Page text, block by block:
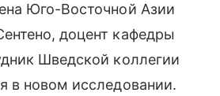
Юго-Восточной Азии
доцент кафедры
Шведской коллегии
в новом исследовании.